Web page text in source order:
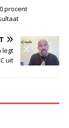
procent
legt
uit